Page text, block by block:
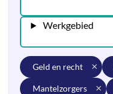
Werkgebied
geld en recht
mantelzorgers